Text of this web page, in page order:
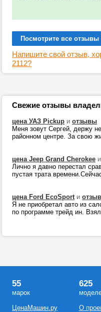
Посмотрите все отзывы
Напишите свой отзыв,
2112?
Свежие отзывы
цена УАЗ Pickup и отзывы
Меня зовут Сергей, держу
районном центре. За свою
цена Jeep Grand Cherokee и
Лично я давно перестал
пустая трата
цена Ford EcoSportи
Я не приобретал авто из
по программе трейд ин.
55
марок
ЦенаМашин.ру
625
О